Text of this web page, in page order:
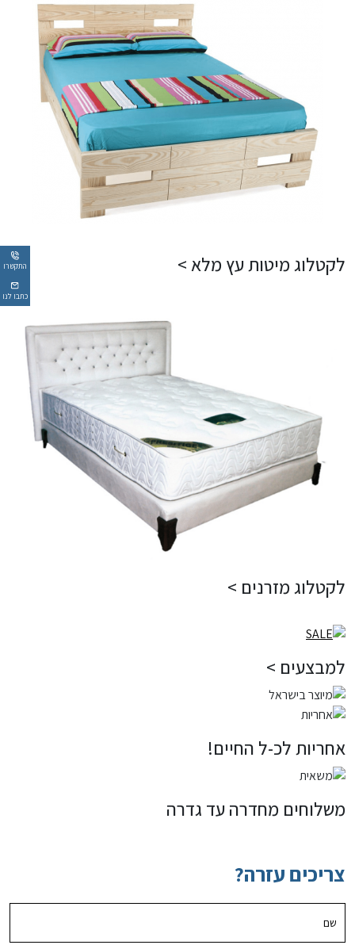
התקשרו
כתבו לנו
לקטלוג מיטות עץ מלא >
לקטלוג מזרנים >
למבצעים >
אחריות לכ-ל החיים!
משלוחים מחדרה עד גדרה
צריכים עזרה?